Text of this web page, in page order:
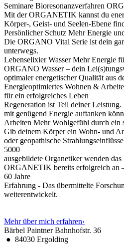
Seminare Bioresonanzverfahren
Mit der ORGANETIK kannst du
Körper-, Geist- und Seelen-Ebene
Persönlicher Schutz Mehr Energie
Die ORGANO Vital Serie ist dein
unterwegs.
Lebenselixier Wasser Mehr Energie
ORGANO Wasser – dein
optimaler energetischer Qualität aus
Energieoptimiertes Wohnen &
für ein erfolgreiches Leben
Regeneration ist Teil deiner
mit genügend Energie auftanken
Arbeiten Mehr Wohlgefühl durch ein
Gib deinem Körper ein Wohn- und
oder geopathische
5000
ausgebildete Organetiker wenden
ORGANETIK bereits erfolgreich an
60 Jahre
Erfahrung - Das übermittelte
weiterentwickelt.
Mehr über mich erfahren›
Bärbel PaintnerBahnhofstr. 36
● 84030 Ergolding